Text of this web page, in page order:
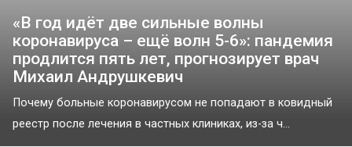
«В год идёт две сильные волны
коронавируса – ещё волн 5-6»: пандемия
продлится пять лет, прогнозирует врач
Михаил Андрушкевич
Почему больные коронавирусом не попадают в ковидный
реестр после лечения в частных клиниках, из-за ч...